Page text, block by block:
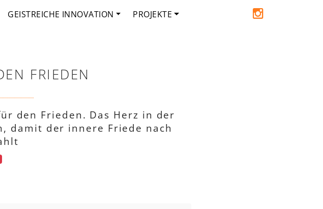
GEISTREICHE INNOVATION PROJEKTE
FRIEDEN
den Frieden. Das Herz in der
damit der innere Friede nach